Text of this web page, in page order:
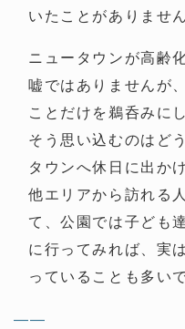
いたことがありません
ニュータウンが高齢
嘘ではありませんが
ことだけを鵜呑みに
そう思い込むのはど
タウンへ休日に出か
他エリアから訪れる
て、公園では子ども
に行ってみれば、実
っていることも多い
——